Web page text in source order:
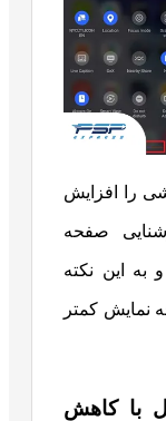
را افزایش
صفحه
به این نکته
نمایش کمتر
با کاهش